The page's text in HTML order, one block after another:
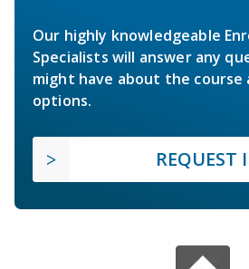
Our highly knowledgeable
Specialists will answer any
might have about the course
options.
REQUEST